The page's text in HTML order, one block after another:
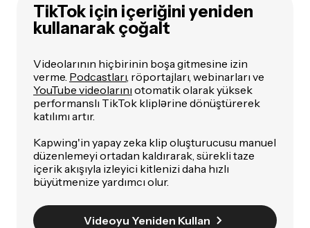
TikTok için içeriğini yeniden
kullanarak çoğalt
Videolarının hiçbirinin boşa gitmesine izin
verme. Podcastları , röportajları, webinarları ve
YouTube videolarını otomatik olarak yüksek
performanslı TikTok kliplərine dönüştürerek
katılımı artır.
Kapwing'in yapay zeka klip oluşturucusu manuel
düzenlemeyi ortadan kaldırarak, sürekli taze
içerik akışıyla izleyici kitlenizi daha hızlı
büyütmenize yardımcı olur.
Videoyu Yeniden Kullan